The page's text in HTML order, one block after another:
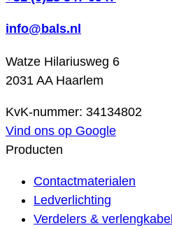
info@bals.nl
Watze Hilariusweg 6
2031 AA Haarlem
KvK-nummer: 34134802
Vind ons op Google
Producten
Contactmaterialen
Ledverlichting
Verdelers &